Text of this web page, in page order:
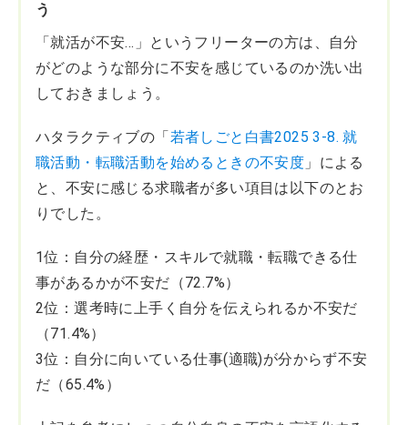
う
「就活が不安…」というフリーターの方は、自分
がどのような部分に不安を感じているのか洗い出
しておきましょう。
ハタラクティブの「若者しごと白書2025 3-8. 就
職活動・転職活動を始めるときの不安度 」による
と、不安に感じる求職者が多い項目は以下のとお
りでした。
1位：自分の経歴・スキルで就職・転職できる仕
事があるかが不安だ（72.7%）
2位：選考時に上手く自分を伝えられるか不安だ
（71.4%）
3位：自分に向いている仕事(適職)が分からず不安
だ（65.4%）